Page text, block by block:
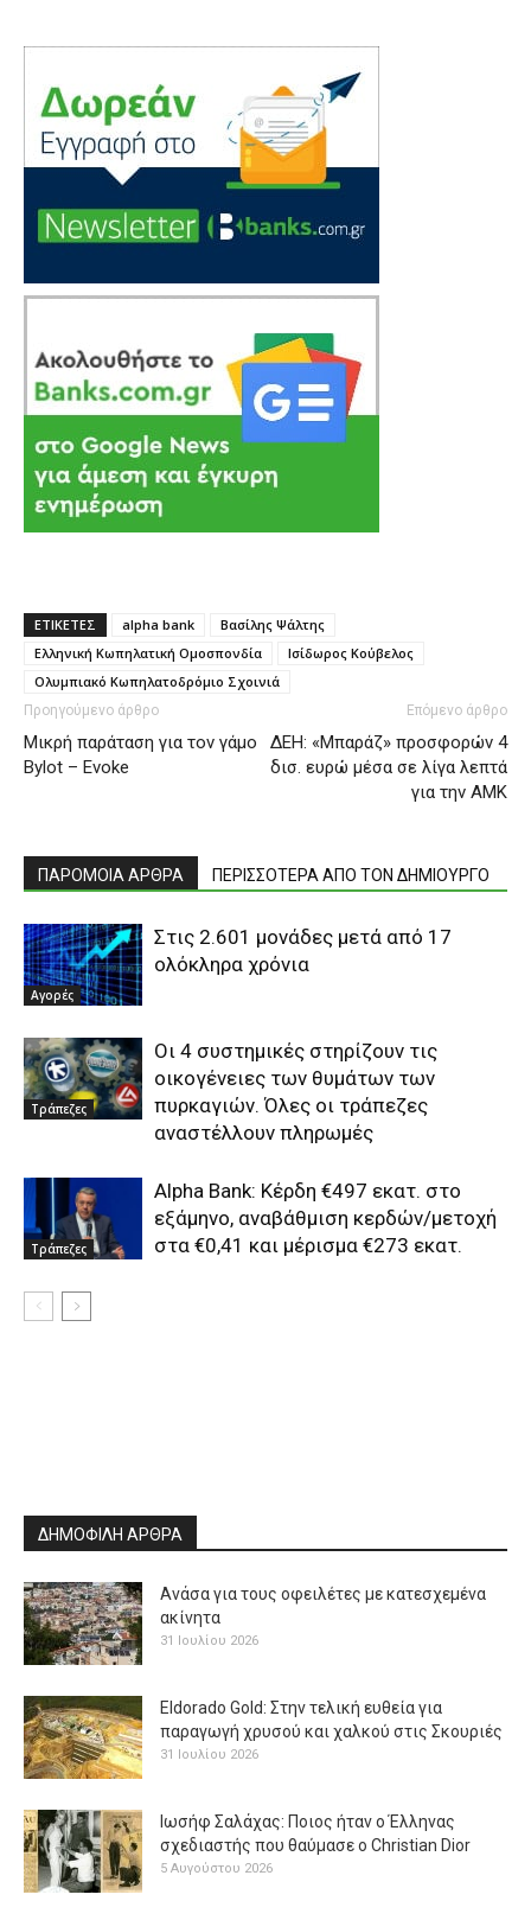
ΕΤΙΚΕΤΕΣ alpha bank
Βασίλης Ψάλτης
Ελληνική Κωπηλατική Ομοσπονδία
Ισίδωρος Κούβελος
Ολυμπιακό Κωπηλατοδρόμιο Σχοινιά
Προηγούμενο άρθρο
Μικρή παράταση για τον γάμο
Bylot – Evoke
Επόμενο άρθρο
ΔΕΗ: «Μπαράζ» προσφορών 4
δισ. ευρώ μέσα σε λίγα λεπτά
για την ΑΜΚ
ΠΑΡΟΜΟΙΑ ΑΡΘΡΑ ΠΕΡΙΣΣΟΤΕΡΑ ΑΠΟ ΤΟΝ ΔΗΜΙΟΥΡΓΟ
Αγορές
Στις 2.601 μονάδες μετά από 17
ολόκληρα χρόνια
Τράπεζες
Οι 4 συστημικές στηρίζουν τις
οικογένειες των θυμάτων των
πυρκαγιών. Όλες οι τράπεζες
αναστέλλουν πληρωμές
Τράπεζες
Alpha Bank: Κέρδη €497 εκατ. στο
εξάμηνο, αναβάθμιση κερδών/μετοχή
στα €0,41 και μέρισμα €273 εκατ.
ΔΗΜΟΦΙΛΗ ΑΡΘΡΑ
Ανάσα για τους οφειλέτες με κατεσχεμένα
ακίνητα
31 Ιουλίου 2026
Eldorado Gold: Στην τελική ευθεία για
παραγωγή χρυσού και χαλκού στις Σκουριές
31 Ιουλίου 2026
Ιωσήφ Σαλάχας: Ποιος ήταν ο Έλληνας
σχεδιαστής που θαύμασε ο Christian Dior
5 Αυγούστου 2026